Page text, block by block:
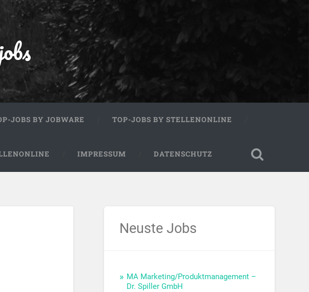
JOBS BY JOBWARE TOP-JOBS BY STELLENONLINE
IMPRESSUM DATENSCHUTZ
Neuste Jobs
MA Marketing/Produktmanagement –
Dr. Spiller GmbH